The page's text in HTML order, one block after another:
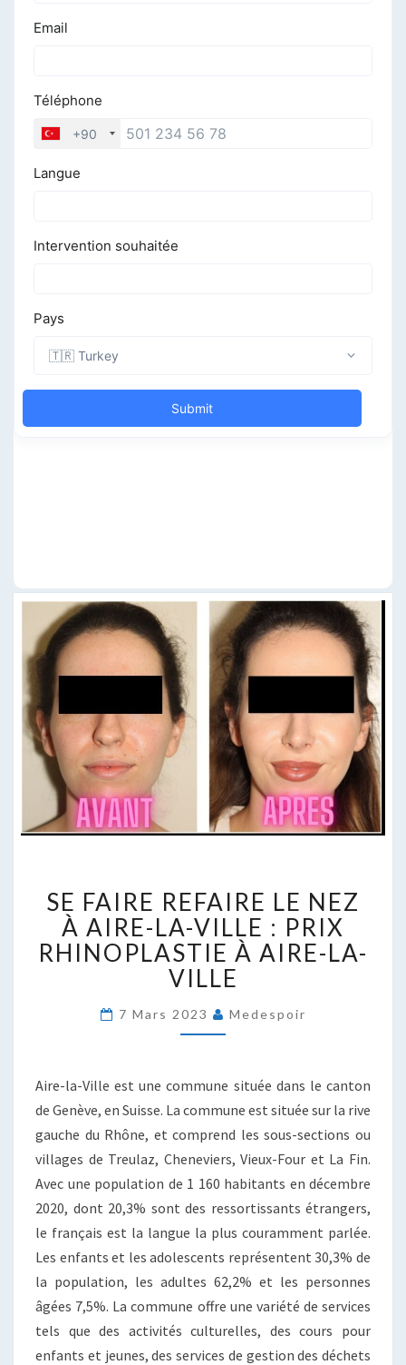
FAIRE
REFAIRE
LE
NEZ
LA-
VILLE
PRIX
RHINOPLASTIE
À
AIRE-
LA-
VILLE
SE FAIRE REFAIRE LE NEZ
À AIRE-LA-VILLE : PRIX
RHINOPLASTIE À AIRE-LA-
VILLE
7 Mars 2023 Medespoir
Aire-la-Ville est une commune située dans le canton
de Genève, en Suisse. La commune est située sur la rive
gauche du Rhône, et comprend les sous-sections ou
villages de Treulaz, Cheneviers, Vieux-Four et La Fin.
Avec une population de 1 160 habitants en décembre
2020, dont 20,3% sont des ressortissants étrangers,
le français est la langue la plus couramment parlée.
Les enfants et les adolescents représentent 30,3% de
la population, les adultes 62,2% et les personnes
âgées 7,5%. La commune offre une variété de services
tels que des activités culturelles, des cours pour
enfants et jeunes, des services de gestion des déchets